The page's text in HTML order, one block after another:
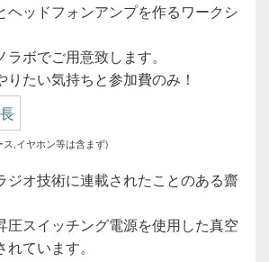
ヘッドフォンアンプを作るワークシ
ボでご用意致します。
たい気持ちと参加費のみ！
,イヤホン等は含まず)
ジオ技術に連載されたことのある齋
圧スイッチング電源を使用した真空
ています。